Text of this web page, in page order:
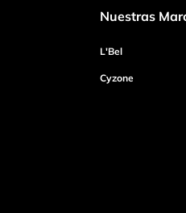
Tu nombre
Nuestras
L'Bel
Cyzone